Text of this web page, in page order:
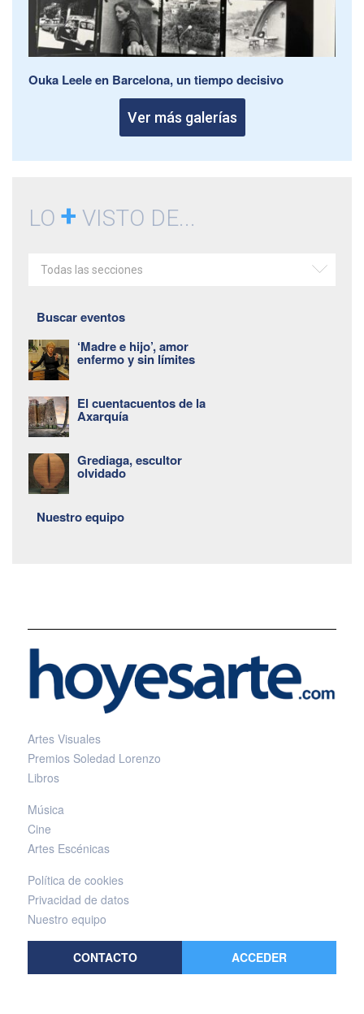
Ouka Leele en Barcelona, un tiempo decisivo
Ver más galerías
LO + VISTO DE...
Todas las secciones
Buscar eventos
‘Madre e hijo’, amor
enfermo y sin límites
El cuentacuentos de la
Axarquía
Grediaga, escultor
olvidado
Nuestro equipo
Artes Visuales
Premios Soledad Lorenzo
Libros
Música
Cine
Artes Escénicas
Política de cookies
Privacidad de datos
Nuestro equipo
CONTACTO ACCEDER